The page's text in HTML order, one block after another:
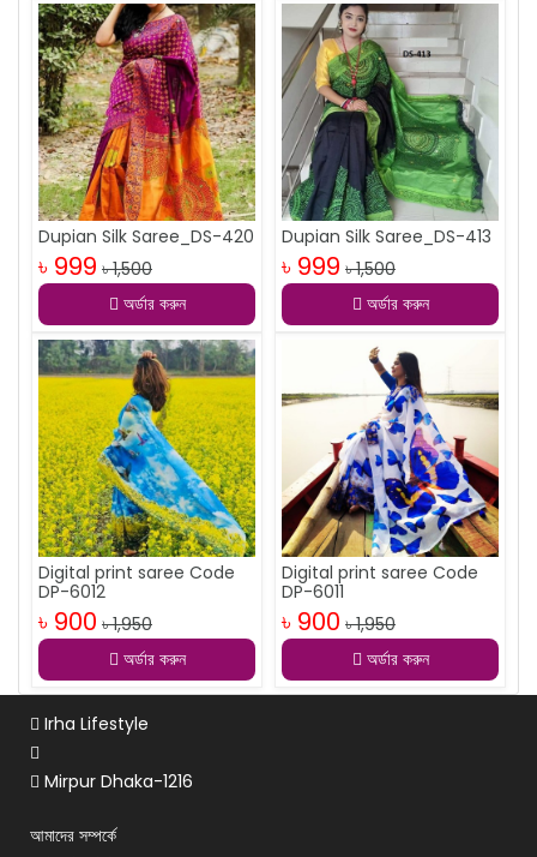
Dupian Silk Saree_DS-420
৳ 999 ৳ 1,500
অর্ডার করুন
Dupian Silk Saree_DS-413
৳ 999 ৳ 1,500
অর্ডার করুন
Digital print saree Code
DP-6012
৳ 900 ৳ 1,950
অর্ডার করুন
Digital print saree Code
DP-6011
৳ 900 ৳ 1,950
অর্ডার করুন
Irha Lifestyle
Mirpur Dhaka-1216
আমাদের সম্পর্কে